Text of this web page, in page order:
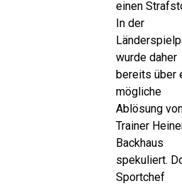
einen
In der
wurde daher
bereits über
mögliche
Ablösung
Trainer
Backhaus
spekuliert.
Sportchef